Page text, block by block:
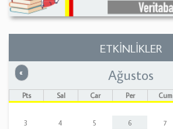
ETKİNLİKLER
« Önceki Ağustos
Pts Sal Çar Per Cum
3
4 5 6 7